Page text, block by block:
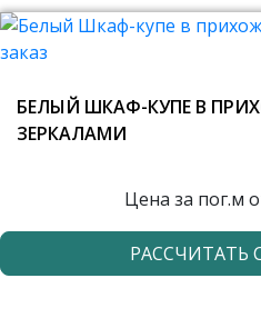
БЕЛЫЙ ШКАФ-КУПЕ В
ЗЕРКАЛАМИ
Цена за пог.м
РАССЧИТАТЬ